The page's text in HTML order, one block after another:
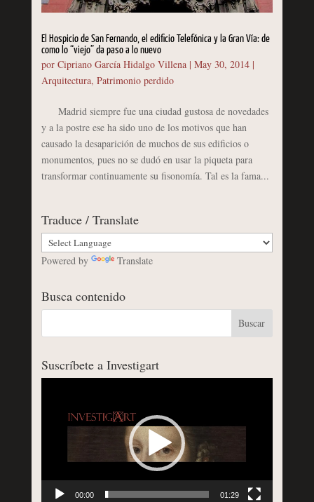
El Hospicio de San Fernando, el edificio Telefónica y la Gran Vía: de
como lo “viejo” da paso a lo nuevo
por Cipriano García Hidalgo Villena| May 30, 2014|
Arquitectura, Patrimonio perdido
Madrid siempre fue una ciudad gustosa de novedades
y a la postre ese ha sido uno de los motivos que han
causado la desaparición de muchos de sus edificios o
monumentos, pues no se dudó en usar la piqueta para
transformar continuamente su fisonomía. Tal es la fama...
Traduce / Translate
Powered by Translate
Busca contenido
Suscríbete a Investigart
00:00 01:29